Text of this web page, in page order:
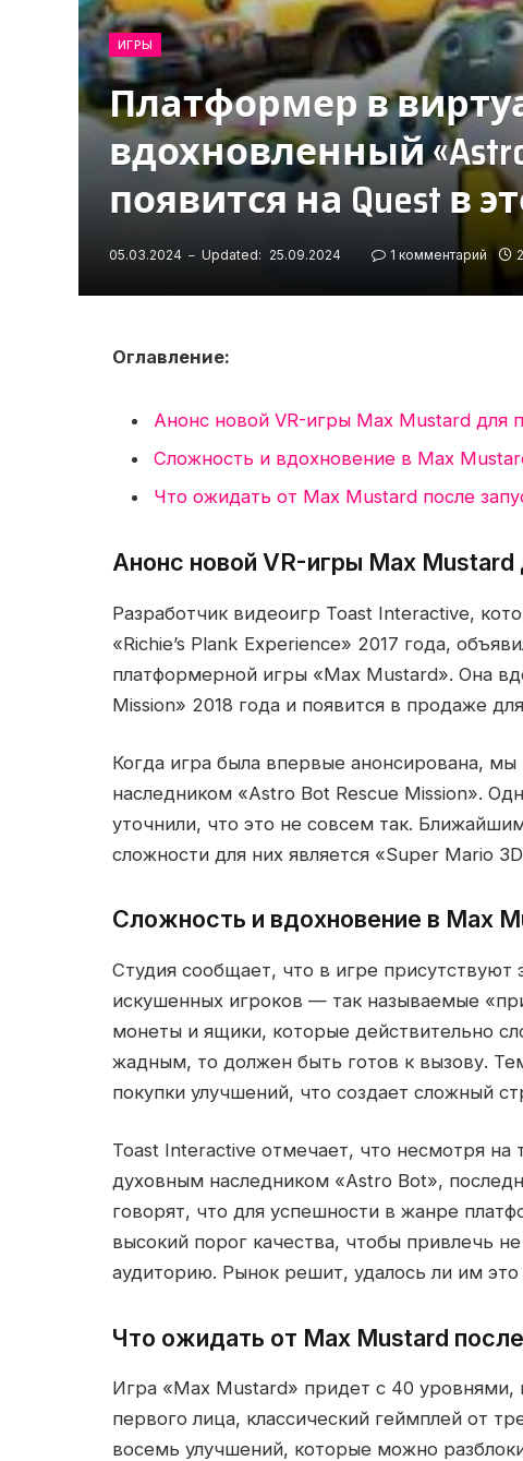
ИГРЫ
Платформер в
вдохновленный «Astro
появится на Quest в
05.03.2024 Updated: 25.09.2024 1 комментарий
Оглавление:
Анонс новой VR-игры Max Mustard для
Сложность и вдохновение в Max
Что ожидать от Max Mustard после
Анонс новой VR-игры Max
Разработчик видеоигр Toast Interactive,
«Richie’s Plank Experience» 2017 года,
платформерной игры «Max Mustard». Она
Mission» 2018 года и появится в продаже
Когда игра была впервые анонсирована,
наследником «Astro Bot Rescue Mission».
уточнили, что это не совсем так.
сложности для них является «Super Mario
Сложность и вдохновение в Max
Студия сообщает, что в игре
искушенных игроков — так называемые
монеты и ящики, которые действительно
жадным, то должен быть готов к вызову.
покупки улучшений, что создает сложный
Toast Interactive отмечает, что несмотря на
духовным наследником «Astro Bot»,
говорят, что для успешности в жанре
высокий порог качества, чтобы привлечь
аудиторию. Рынок решит, удалось ли им это
Что ожидать от Max Mustard
Игра «Max Mustard» придет с 40
первого лица, классический геймплей от
восемь улучшений, которые можно